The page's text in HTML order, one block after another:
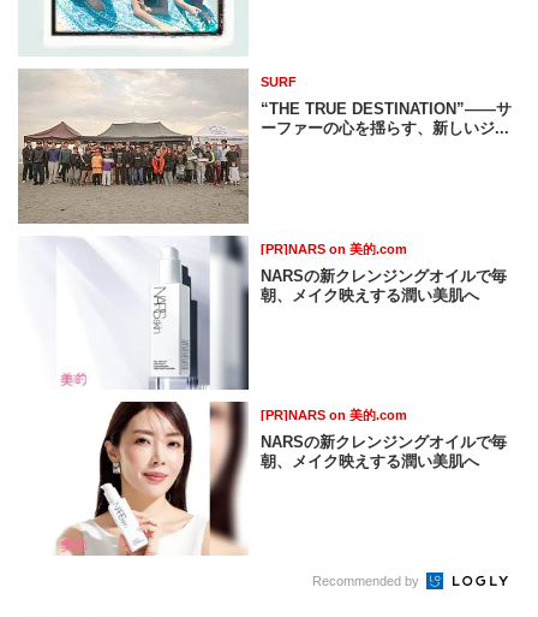
SURF
“THE TRUE DESTINATION”——サ
ーファーの心を揺らす、新しいジ...
[PR]NARS on 美的.com
NARSの新クレンジングオイルで毎
朝、メイク映えする潤い美肌へ
[PR]NARS on 美的.com
NARSの新クレンジングオイルで毎
朝、メイク映えする潤い美肌へ
Recommended by